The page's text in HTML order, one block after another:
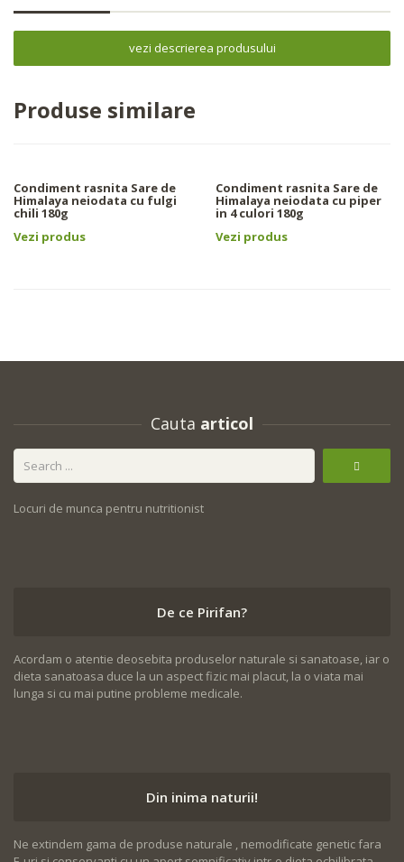
vezi descrierea produsului
Produse similare
Condiment rasnita Sare de
Himalaya neiodata cu fulgi
chili 180g
Vezi produs
Condiment rasnita Sare de
Himalaya neiodata cu piper
in 4 culori 180g
Vezi produs
Cauta articol
Locuri de munca pentru nutritionist
De ce Pirifan?
Acordam o atentie deosebita produselor naturale si sanatoase, iar o
dieta sanatoasa duce la un aspect fizic mai placut, la o viata mai
lunga si cu mai putine probleme medicale.
Din inima naturii!
Ne extindem gama de produse naturale , nemodificate genetic fara